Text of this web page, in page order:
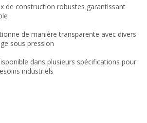
de construction robustes garantissant
de manière transparente avec divers
sous pression
dans plusieurs spécifications pour
industriels